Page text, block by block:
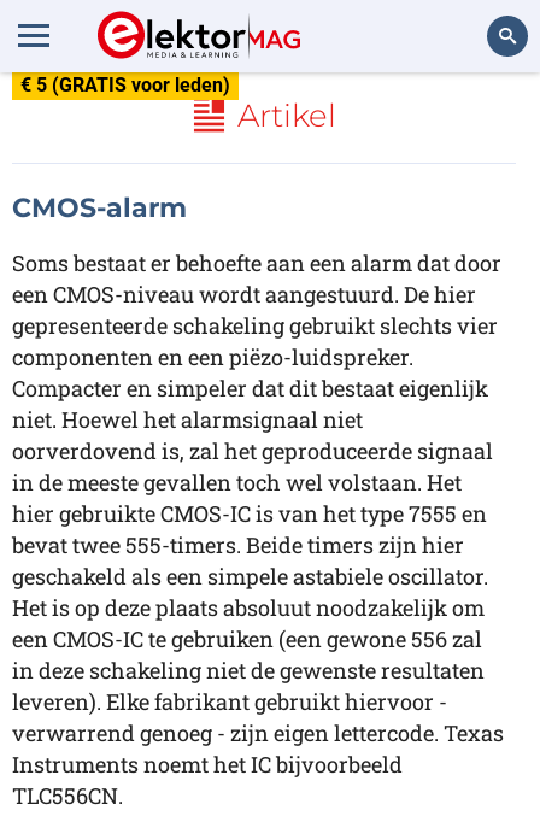
€ 5 (GRATIS voor leden)
Artikel
CMOS-alarm
Soms bestaat er behoefte aan een alarm dat door
een CMOS-niveau wordt aangestuurd. De hier
gepresenteerde schakeling gebruikt slechts vier
componenten en een piëzo-luidspreker.
Compacter en simpeler dat dit bestaat eigenlijk
niet. Hoewel het alarmsignaal niet
oorverdovend is, zal het geproduceerde signaal
in de meeste gevallen toch wel volstaan. Het
hier gebruikte CMOS-IC is van het type 7555 en
bevat twee 555-timers. Beide timers zijn hier
geschakeld als een simpele astabiele oscillator.
Het is op deze plaats absoluut noodzakelijk om
een CMOS-IC te gebruiken (een gewone 556 zal
in deze schakeling niet de gewenste resultaten
leveren). Elke fabrikant gebruikt hiervoor -
verwarrend genoeg - zijn eigen lettercode. Texas
Instruments noemt het IC bijvoorbeeld
TLC556CN.